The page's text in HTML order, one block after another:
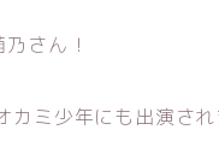
さん！
ミ少年にも出演され